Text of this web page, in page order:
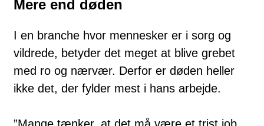
Mere end døden
I en branche hvor mennesker er i sorg og
vildrede, betyder det meget at blive grebet
med ro og nærvær. Derfor er døden heller
ikke det, der fylder mest i hans arbejde.